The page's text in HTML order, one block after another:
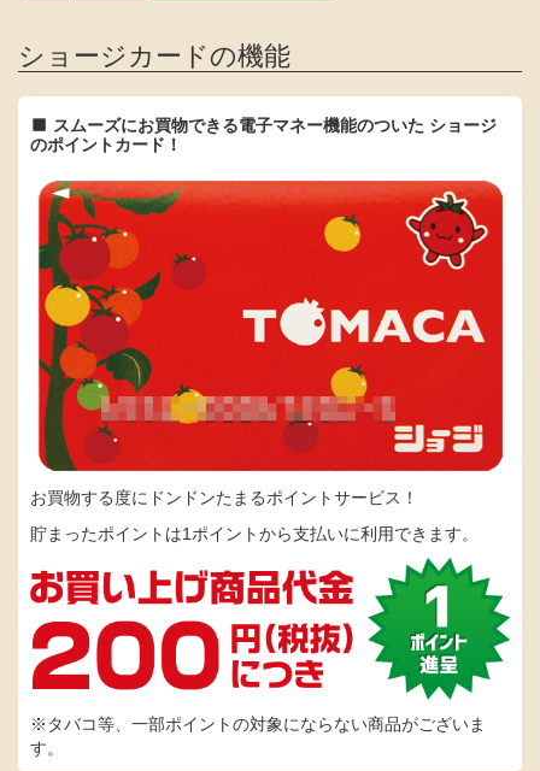
ショージカードの機能
スムーズにお買物できる電子マネー機能のついた ショージ
のポイントカード！
お買物する度にドンドンたまるポイントサービス！
貯まったポイントは1ポイントから支払いに利用できます。
※タバコ等、一部ポイントの対象にならない商品がございま
す。